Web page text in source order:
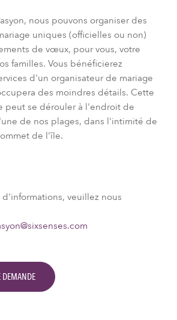
nous pouvons organiser des
uniques (officielles ou non)
de vœux, pour vous, votre
familles. Vous bénéficierez
d'un organisateur de mariage
des moindres détails. Cette
peut se dérouler à l'endroit de
de nos plages, dans l'intimité de
de l'île.
veuillez nous
DEMANDE